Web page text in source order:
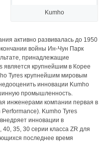
Kumho
активно развивалась до 1950
войны Ин-Чун Парк
принадлежащие
является крупнейшим в Корее
Tyres крупнейшим мировым
инновации Kumho
промышленность.
инженерами компании первая в
Kumho Tyres
инновации в
35, 30 серии класса ZR для
последнее время